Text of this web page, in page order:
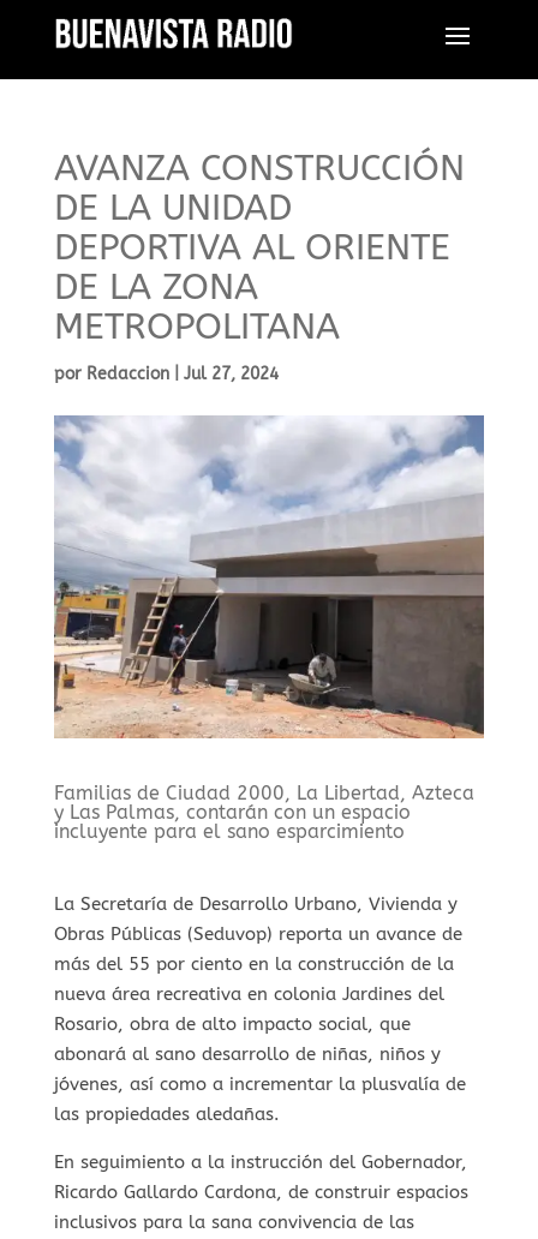
AVANZA CONSTRUCCIÓN
DE LA UNIDAD
DEPORTIVA AL ORIENTE
DE LA ZONA
METROPOLITANA
por Redaccion| Jul 27, 2024
Familias de Ciudad 2000, La Libertad, Azteca
y Las Palmas, contarán con un espacio
incluyente para el sano esparcimiento
La Secretaría de Desarrollo Urbano, Vivienda y
Obras Públicas (Seduvop) reporta un avance de
más del 55 por ciento en la construcción de la
nueva área recreativa en colonia Jardines del
Rosario, obra de alto impacto social, que
abonará al sano desarrollo de niñas, niños y
jóvenes, así como a incrementar la plusvalía de
las propiedades aledañas.
En seguimiento a la instrucción del Gobernador,
Ricardo Gallardo Cardona, de construir espacios
inclusivos para la sana convivencia de las